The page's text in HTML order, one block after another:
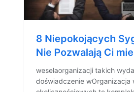
8 Niepokojących
Nie Pozwalają Ci
weselaorganizacji takich
doświadczenie wOrganizacja